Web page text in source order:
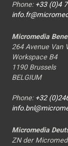
Phone: +33 (0)4
Micromedia
264 Avenue Van
Workspace B4
1190 Brussels
BELGIUM
Phone: +32
Micromedia
ZN der